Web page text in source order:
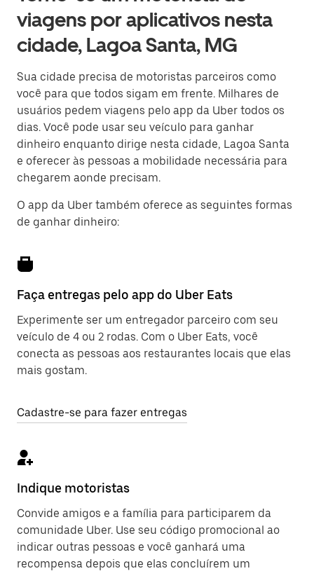
viagens por aplicativos nesta
cidade, Lagoa Santa, MG
Sua cidade precisa de motoristas parceiros como
você para que todos sigam em frente. Milhares de
usuários pedem viagens pelo app da Uber todos os
dias. Você pode usar seu veículo para ganhar
dinheiro enquanto dirige nesta cidade, Lagoa Santa
e oferecer às pessoas a mobilidade necessária para
chegarem aonde precisam.
O app da Uber também oferece as seguintes formas
de ganhar dinheiro:
Faça entregas pelo app do Uber Eats
Experimente ser um entregador parceiro com seu
veículo de 4 ou 2 rodas. Com o Uber Eats, você
conecta as pessoas aos restaurantes locais que elas
mais gostam.
Cadastre-se para fazer entregas
Indique motoristas
Convide amigos e a família para participarem da
comunidade Uber. Use seu código promocional ao
indicar outras pessoas e você ganhará uma
recompensa depois que elas concluírem um